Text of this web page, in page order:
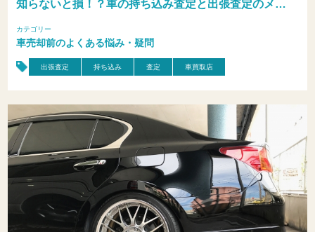
知らないと損！？車の持ち込み査定と出張査定のメ…
カテゴリー
車売却前のよくある悩み・疑問
出張査定 持ち込み 査定 車買取店